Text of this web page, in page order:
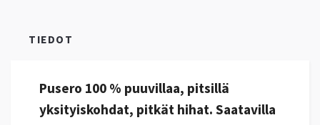
TIEDOT
Pusero 100 % puuvillaa, pitsillä
yksityiskohdat, pitkät hihat. Saatavilla